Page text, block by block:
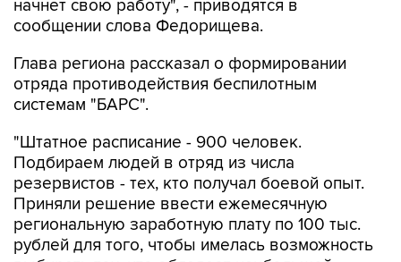
Глава региона рассказал о формировании
системам "БАРС".
"Штатное расписание - 900 человек.
резервистов - тех, кто получал боевой опыт.
Приняли решение ввести ежемесячную
региональную заработную плату по 100 тыс.
рублей для того, чтобы имелась возможность
выбирать тех, кто обладает наибольшей
подготовкой", - цитирует пресс-служба